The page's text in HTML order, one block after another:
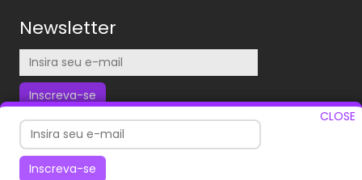
CLOSE
Inscreva-se
Newsletter
Inscreva-se
Inscreva-se para receber nossas atualizações diárias em
sua caixa de entrada!